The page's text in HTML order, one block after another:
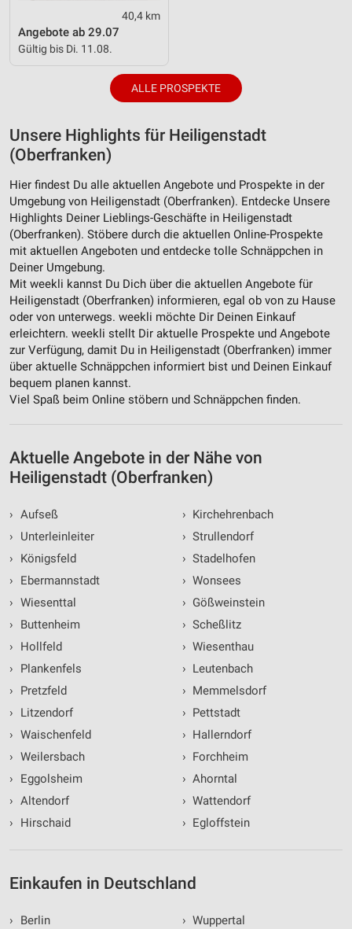
40,4 km
Angebote ab 29.07
Gültig bis Di. 11.08.
ALLE PROSPEKTE
Unsere Highlights für Heiligenstadt
(Oberfranken)
Hier findest Du alle aktuellen Angebote und Prospekte in der
Umgebung von Heiligenstadt (Oberfranken). Entdecke Unsere
Highlights Deiner Lieblings-Geschäfte in Heiligenstadt
(Oberfranken). Stöbere durch die aktuellen Online-Prospekte
mit aktuellen Angeboten und entdecke tolle Schnäppchen in
Deiner Umgebung.
Mit weekli kannst Du Dich über die aktuellen Angebote für
Heiligenstadt (Oberfranken) informieren, egal ob von zu Hause
oder von unterwegs. weekli möchte Dir Deinen Einkauf
erleichtern. weekli stellt Dir aktuelle Prospekte und Angebote
zur Verfügung, damit Du in Heiligenstadt (Oberfranken) immer
über aktuelle Schnäppchen informiert bist und Deinen Einkauf
bequem planen kannst.
Viel Spaß beim Online stöbern und Schnäppchen finden.
Aktuelle Angebote in der Nähe von
Heiligenstadt (Oberfranken)
› Aufseß
›
Unterleinleiter
›
Königsfeld
›
Ebermannstadt
› Wiesenttal
›
Buttenheim
›
Hollfeld
›
Plankenfels
›
Pretzfeld
›
Litzendorf
› Waischenfeld
› Weilersbach
›
Eggolsheim
› Altendorf
›
Hirschaid
› Kirchehrenbach
› Strullendorf
› Stadelhofen
› Wonsees
› Gößweinstein
› Scheßlitz
› Wiesenthau
› Leutenbach
› Memmelsdorf
› Pettstadt
› Hallerndorf
› Forchheim
› Ahorntal
› Wattendorf
› Egloffstein
Einkaufen in Deutschland
›
Berlin
› Wuppertal